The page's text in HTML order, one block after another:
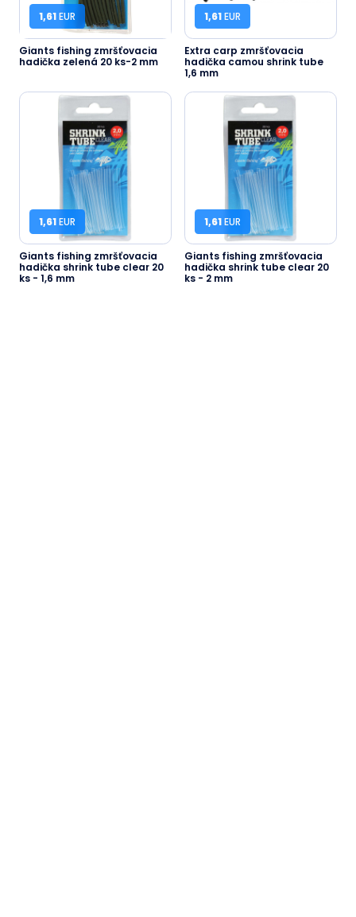
1,61EUR
Giants fishing zmršťovacia
hadička zelená 20 ks-2 mm
1,61EUR
Extra carp zmršťovacia
hadička camou shrink tube
1,6 mm
1,61EUR
Giants fishing zmršťovacia
hadička shrink tube clear 20
ks - 1,6 mm
1,61EUR
Giants fishing zmršťovacia
hadička shrink tube clear 20
ks - 2 mm